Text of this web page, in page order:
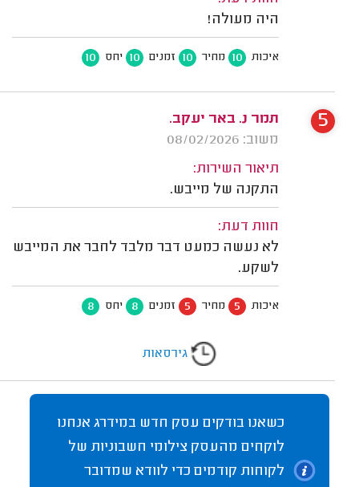
היה מעולה!
איכות 10 מחיר 10 זמנים 10 יחס 10
תמר נ. באר יעקב.
משוב: 08/02/2026
תיאור השירות:
התקנה של מייבש.
חוות דעת:
לא נעשה כמעט דבר מלבד לחבר את המייבש
לשקע.
איכות 5 מחיר 5 זמנים 8 יחס 8
5
גירסאות
כשאנו בודקים עסק חדש במידרג אנחנו
לוקחים מהעסק צילומי חשבוניות של
לקוחות קודמים כדי לוודא שמדובר